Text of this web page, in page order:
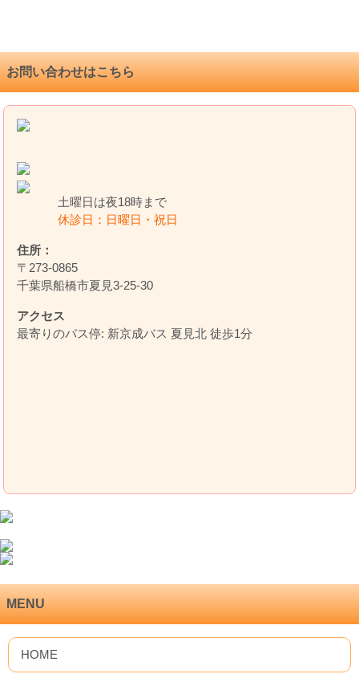
お問い合わせはこちら
土曜日は夜18時まで
休診日：日曜日・祝日
住所：
〒273-0865
千葉県船橋市夏見3-25-30
アクセス
最寄りのバス停: 新京成バス 夏見北 徒歩1分
MENU